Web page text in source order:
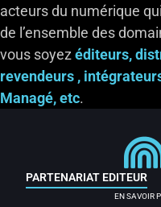
acteurs du numérique
de l’ensemble des
vous soyez éditeurs,
revendeurs ,
Managé, etc.
PARTENARIAT EDITEUR
EN SAVOIR